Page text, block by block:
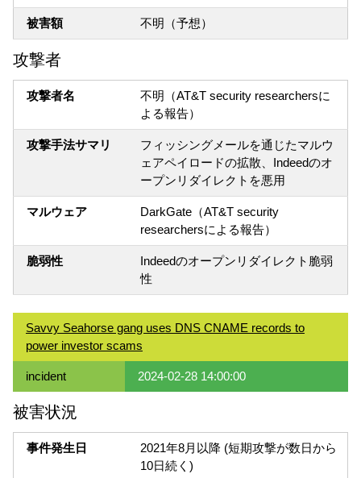
被害額 不明（予想）
攻撃者
攻撃者名
不明（AT&T security researchersに
よる報告）
攻撃手法サマリ
フィッシングメールを通じたマルウ
ェアペイロードの拡散、Indeedのオ
ープンリダイレクトを悪用
マルウェア
DarkGate（AT&T security
researchersによる報告）
脆弱性
Indeedのオープンリダイレクト脆弱
性
Savvy Seahorse gang uses DNS CNAME records to
power investor scams
incident 2024-02-28 14:00:00
被害状況
事件発生日
2021年8月以降 (短期攻撃が数日から
10日続く)